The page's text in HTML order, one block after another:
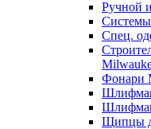
Ручной
Спец.
Фонари
Щипцы